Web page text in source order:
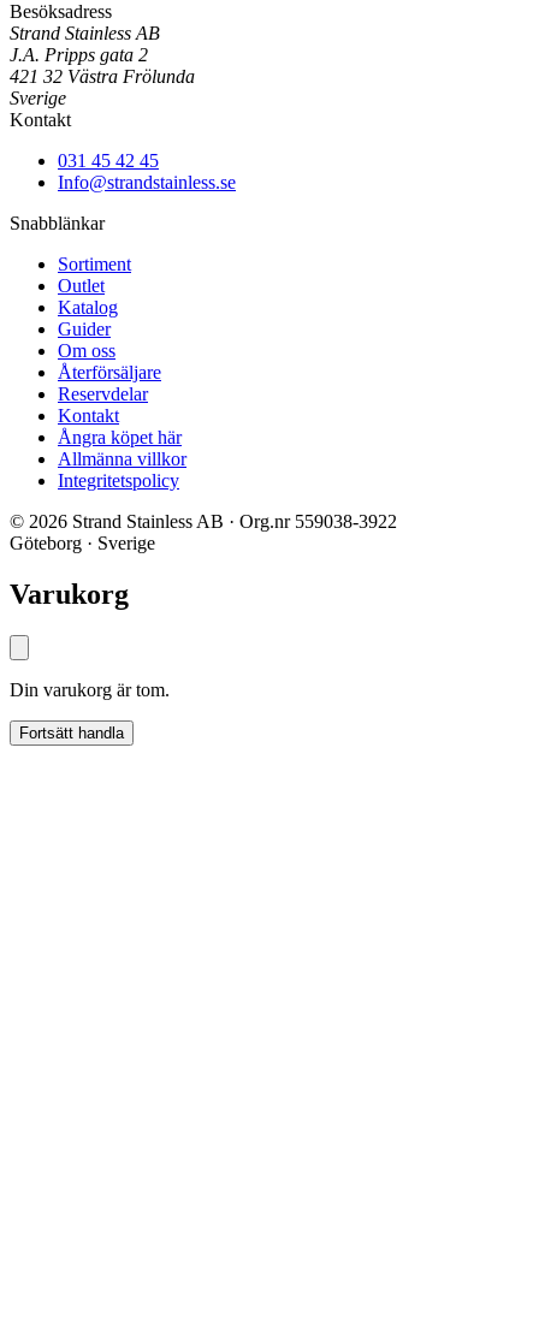
Besöksadress
Strand Stainless AB
J.A. Pripps gata 2
421 32 Västra Frölunda
Sverige
Kontakt
031 45 42 45
Info@strandstainless.se
Snabblänkar
Sortiment
Outlet
Katalog
Guider
Om oss
Återförsäljare
Reservdelar
Kontakt
Ångra köpet här
Allmänna villkor
Integritetspolicy
© 2026 Strand Stainless AB · Org.nr 559038-3922
Göteborg · Sverige
Varukorg
Din varukorg är tom.
Fortsätt handla